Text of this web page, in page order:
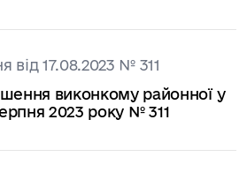
від 17.08.2023 № 311
виконкому районної у
2023 року № 311